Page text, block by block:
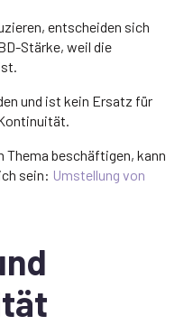
entscheiden sich
Stärke, weil die
und ist kein Ersatz für
Thema beschäftigen, kann
sein: Umstellung von